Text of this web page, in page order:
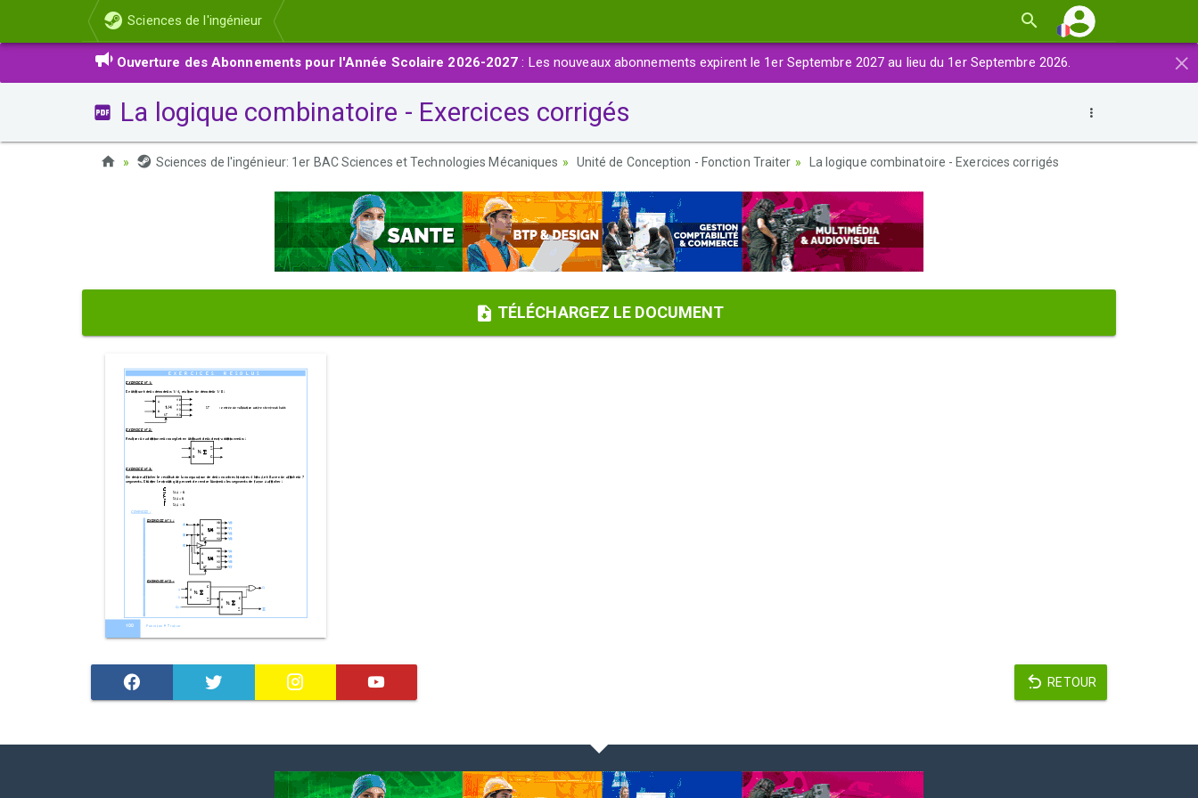
Sciences de l'ingénieur
×
Ouverture des Abonnements pour l'Année Scolaire 2026-2027 : Les nouveaux abonnements expirent le 1er Septembre 2027 au lieu du 1er Septembre 2026.
La logique combinatoire - Exercices corrigés
Sciences de l'ingénieur: 1er BAC Sciences et Technologies Mécaniques Unité de Conception - Fonction Traiter La logique combinatoire - Exercices corrigés
TÉLÉCHARGEZ LE DOCUMENT
RETOUR